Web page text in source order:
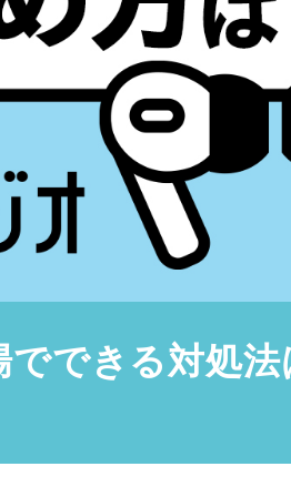
できる対処法